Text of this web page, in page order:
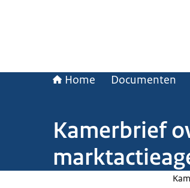
Home Documenten
Kamerbrief